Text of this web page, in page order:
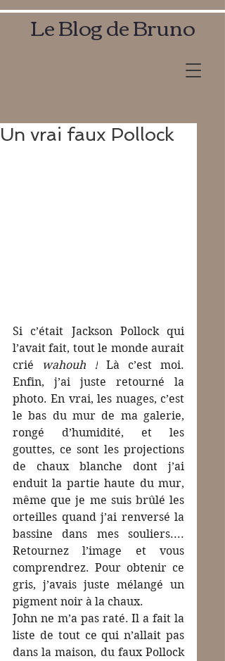
Le Blog de Bruno
Un vrai faux Pollock
Si c’était Jackson Pollock qui
l’avait fait, tout le monde aurait
crié
wahouh ! Là c’est moi.
Enfin, j’ai juste retourné la
photo. En vrai, les nuages, c’est
le bas du mur de ma galerie,
rongé d’humidité, et les
gouttes, ce sont les projections
de chaux blanche dont j’ai
enduit la partie haute du mur,
même que je me suis brûlé les
orteilles quand j’ai renversé la
bassine dans mes souliers....
Retournez l’image et vous
comprendrez. Pour obtenir ce
gris, j’avais juste mélangé un
pigment noir à la chaux.
John ne m’a pas raté. Il a fait la
liste de tout ce qui n’allait pas
dans la maison, du faux Pollock